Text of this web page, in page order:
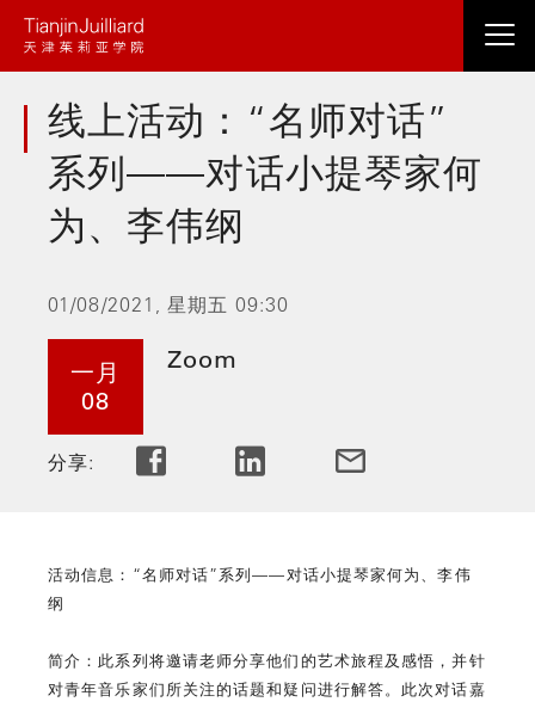
线上活动：“名师对话”
系列——对话小提琴家何
为、李伟纲
01/08/2021, 星期五 09:30
一月
08
Zoom
分享:
活动信息：“名师对话”系列——对话小提琴家何为、李伟
纲
简介：此系列将邀请老师分享他们的艺术旅程及感悟，并针
对青年音乐家们所关注的话题和疑问进行解答。此次对话嘉